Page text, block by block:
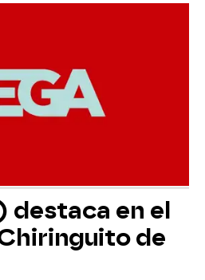
destaca en el
de